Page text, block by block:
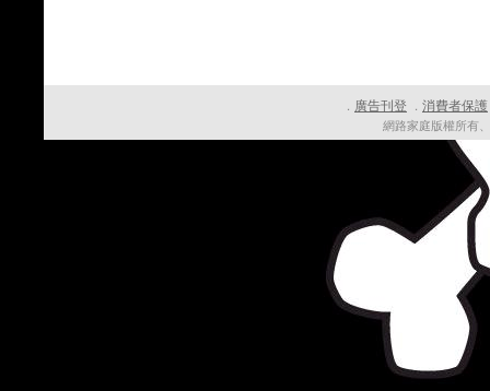
． 廣告刊登 ． 消費者保護
網路家庭版權所有